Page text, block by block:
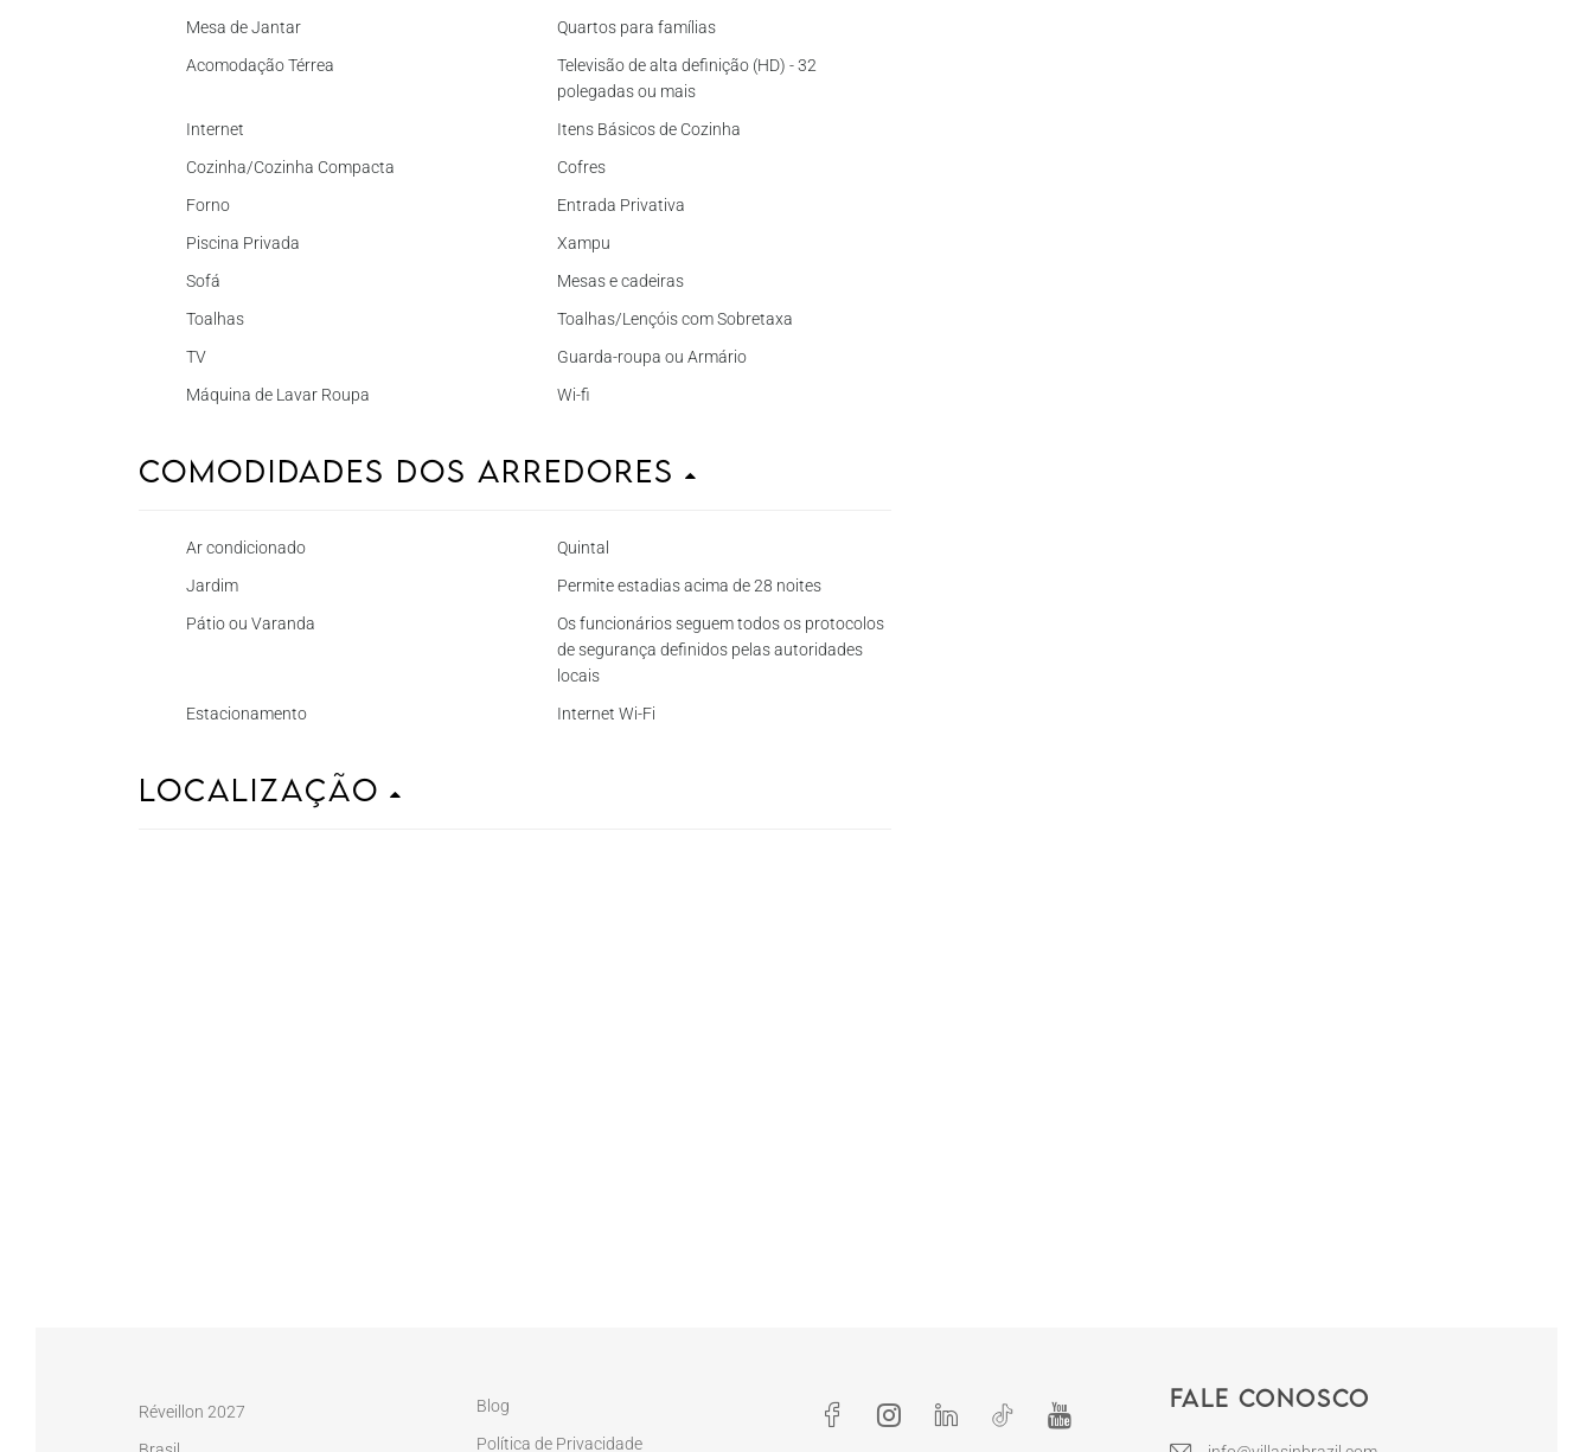
Mesa de Jantar
Quartos para famílias
Acomodação Térrea
Televisão de alta definição (HD) - 32
polegadas ou mais
Internet
Itens Básicos de Cozinha
Cozinha/Cozinha Compacta
Cofres
Forno
Entrada Privativa
Piscina Privada
Xampu
Sofá
Mesas e cadeiras
Toalhas
Toalhas/Lençóis com Sobretaxa
TV
Guarda-roupa ou Armário
Máquina de Lavar Roupa
Wi-fi
Comodidades dos Arredores
Ar condicionado
Quintal
Jardim
Permite estadias acima de 28 noites
Pátio ou Varanda
Os funcionários seguem todos os protocolos
de segurança definidos pelas autoridades
locais
Estacionamento
Internet Wi-Fi
Localização
Réveillon 2027
Blog
Política de Privacidade
Fale conosco